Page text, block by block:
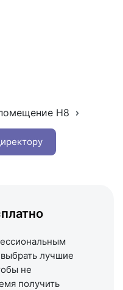
Н8
лучшие
не
получить